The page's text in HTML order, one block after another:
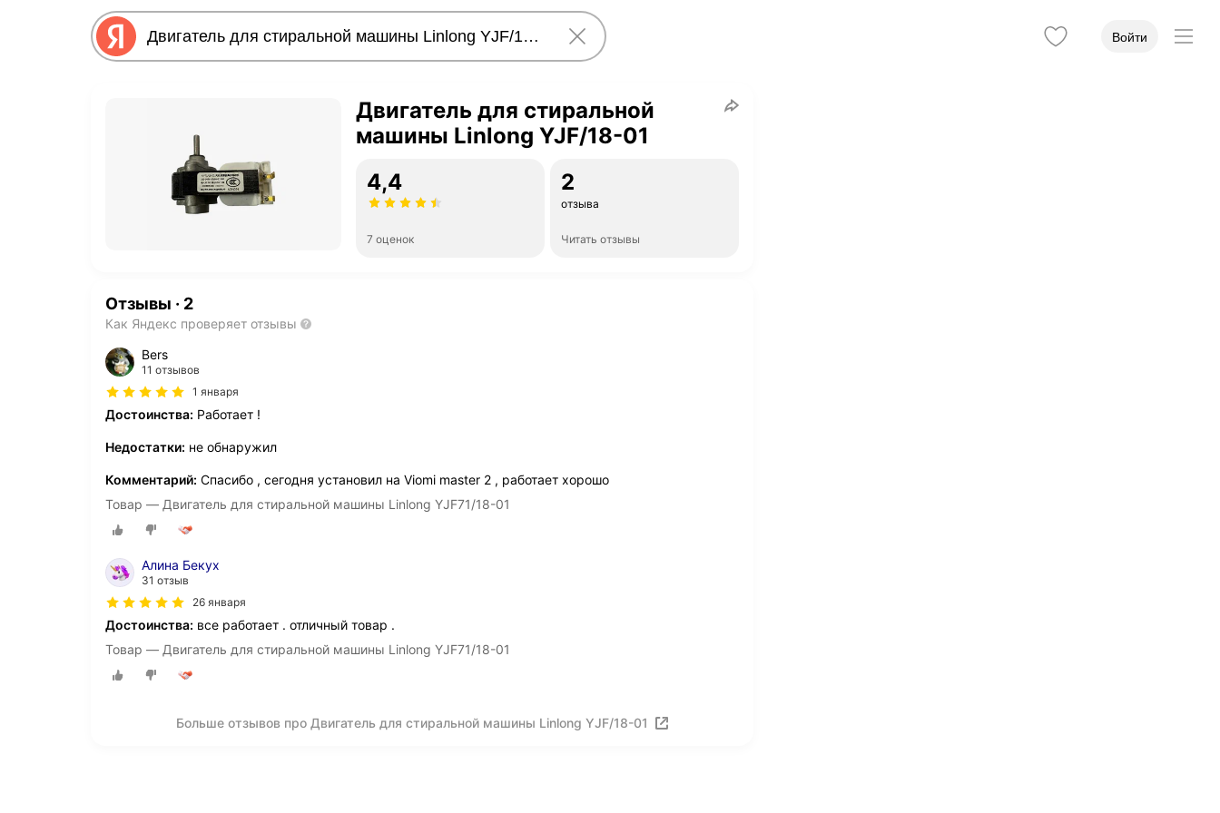
Войти
Двигатель для стиральной
машины Linlong YJF/18-01
4,4
7 оценок
2
отзыва
Читать отзывы
Отзывы · 2
Как Яндекс проверяет отзывы
Bers
11 отзывов
1 января
Достоинства: Работает !
Недостатки: не обнаружил
Комментарий: Спасибо , сегодня установил на Viomi master 2 , работает хорошо
Товар — Двигатель для стиральной машины Linlong YJF71/18-01
Алина Бекух
31 отзыв
26 января
Достоинства: все работает . отличный товар .
Товар — Двигатель для стиральной машины Linlong YJF71/18-01
Больше отзывов про Двигатель для стиральной машины Linlong YJF/18-01